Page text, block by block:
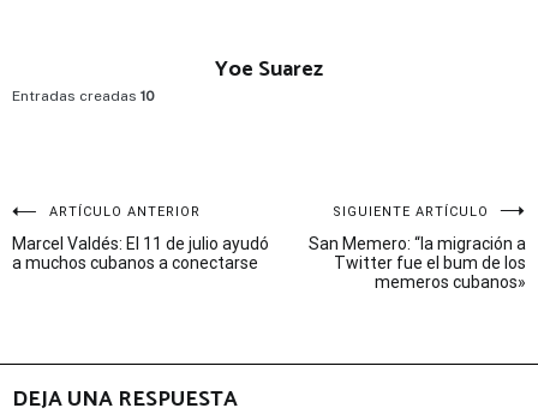
Yoe Suarez
Entradas creadas 10
Navegación
de
ARTÍCULO ANTERIOR
Marcel Valdés: El 11 de julio ayudó
a muchos cubanos a conectarse
SIGUIENTE ARTÍCULO
San Memero: “la migración a
Twitter fue el bum de los
memeros cubanos»
DEJA UNA RESPUESTA